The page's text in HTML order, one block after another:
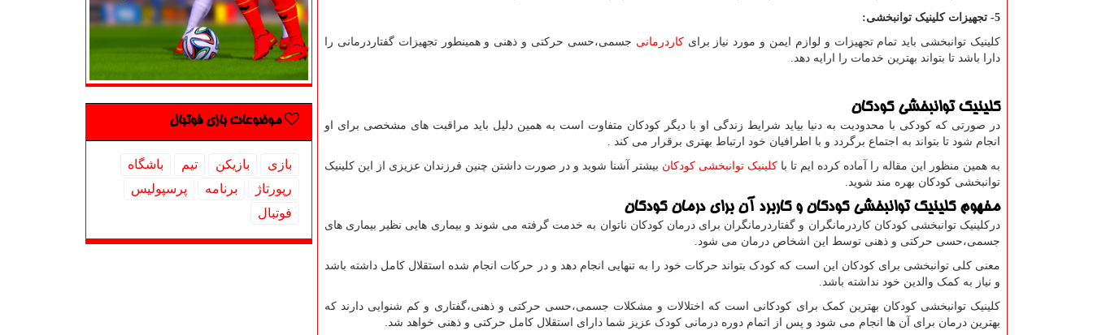
5- تجهیزات کلینیک توانبخشی:
کلینیک توانبخشی باید تمام تجهیزات و لوازم ایمن و مورد نیاز برایکاردرمانی جسمی،حسی حرکتی و ذهنی و همینطور تجهیزات گفتاردرمانی را
دارا باشد تا بتواند بهترین خدمات را ارایه دهد.
کلینیک توانبخشی کودکان
در صورتی که کودکی با محدودیت به دنیا بیاید شرایط زندگی او با دیگر کودکان متفاوت است به همین دلیل باید مراقبت های مشخصی برای او
انجام شود تا بتواند به اجتماع برگردد و با اطرافیان خود ارتباط بهتری برقرار می کند .
به همین منظور این مقاله را آماده کرده ایم تا با کلینیک توانبخشی کودکان بیشتر آشنا شوید و در صورت داشتن چنین فرزندان عزیزی از این کلینیک
توانبخشی کودکان بهره مند شوید.
مفهوم کلینیک توانبخشی کودکان و کاربرد آن برای درمان کودکان
درکلینیک توانبخشی کودکان کاردرمانگران و گفتاردرمانگران برای درمان کودکان ناتوان به خدمت گرفته می شوند و بیماری هایی نظیر بیماری های
جسمی،حسی حرکتی و ذهنی توسط این اشخاص درمان می شود.
معنی کلی توانبخشی برای کودکان این است که کودک بتواند حرکات خود را به تنهایی انجام دهد و در حرکات انجام شده استقلال کامل داشته باشد
و نیاز به کمک والدین خود نداشته باشد.
کلینیک توانبخشی کودکان بهترین کمک برای کودکانی است که اختلالات و مشکلات جسمی،حسی حرکتی و ذهنی،گفتاری و کم شنوایی دارند که
بهترین درمان برای آن ها انجام می شود و پس از اتمام دوره درمانی کودک عزیز شما دارای استقلال کامل حرکتی و ذهنی خواهد شد.
موضوعات بازی فوتبال
بازی بازیكن تیم
باشگاه
رپورتاژ
برنامه
پرسپولیس
فوتبال